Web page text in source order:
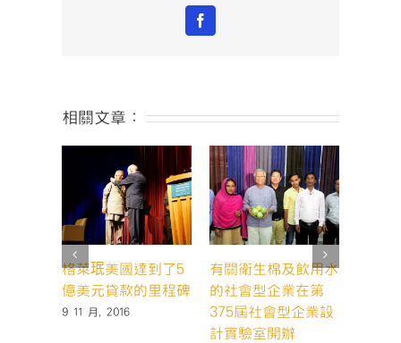
Facebook
相關文章：
格萊珉美國達到了5
億美元貸款的里程碑
9 11 月, 2016
有關衛生棉及飲用水
的社會型企業在第
375屆社會型企業設
計實驗室開辦